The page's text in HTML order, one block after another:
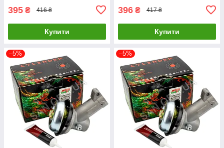
395 ₴ 416 ₴
Купити
396 ₴ 417 ₴
Купити
–5% –5%